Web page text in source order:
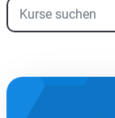
Kurse suchen
aa